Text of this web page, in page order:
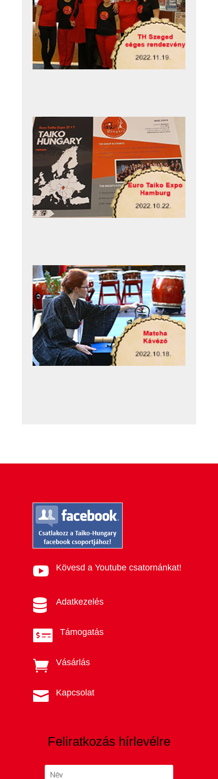
 Kövesd a Youtube csatornánkat!
 Adatkezelés
 Támogatás
 Vásárlás
 Kapcsolat
Feliratkozás hírlevélre